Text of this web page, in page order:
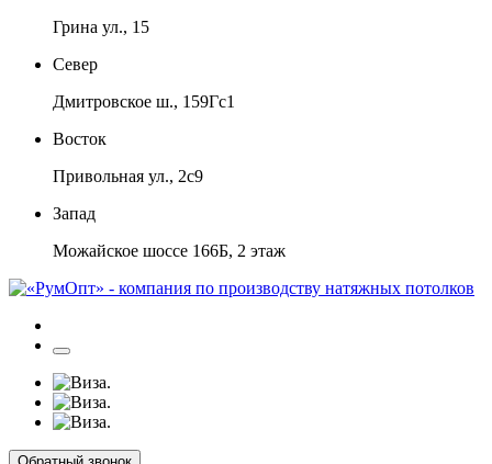
Грина ул., 15
Север
Дмитровское ш., 159Гс1
Восток
Привольная ул., 2с9
Запад
Можайское шоссе 166Б, 2 этаж